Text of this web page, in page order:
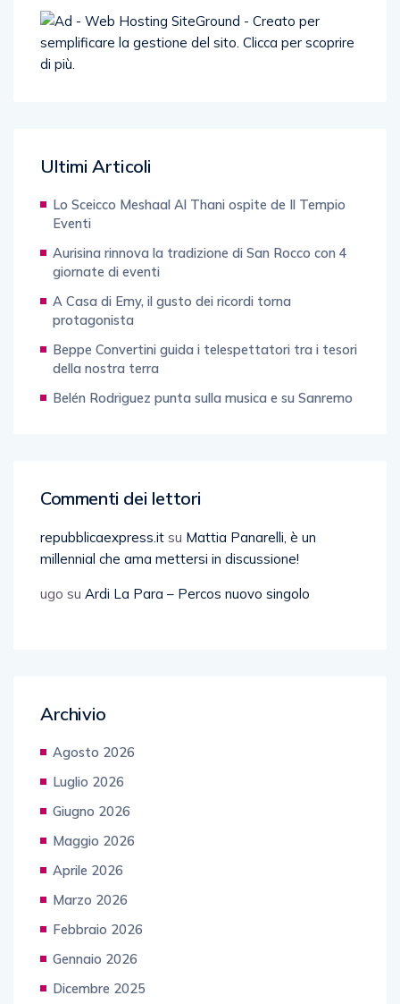
Ultimi Articoli
Lo Sceicco Meshaal Al Thani ospite de Il Tempio
Eventi
Aurisina rinnova la tradizione di San Rocco con 4
giornate di eventi
A Casa di Emy, il gusto dei ricordi torna
protagonista
Beppe Convertini guida i telespettatori tra i tesori
della nostra terra
Belén Rodriguez punta sulla musica e su Sanremo
Commenti dei lettori
repubblicaexpress.it su Mattia Panarelli, è un
millennial che ama mettersi in discussione!
ugo su Ardi La Para – Percos nuovo singolo
Archivio
Agosto 2026
Luglio 2026
Giugno 2026
Maggio 2026
Aprile 2026
Marzo 2026
Febbraio 2026
Gennaio 2026
Dicembre 2025